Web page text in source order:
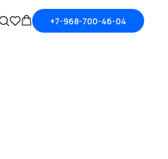
+7-968-700-46-04